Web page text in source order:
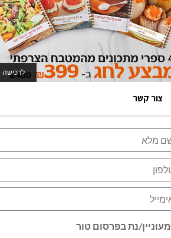
לרכישה
לאתר המשחקים
צור קשר
מעוניין/נת בפרסום טור